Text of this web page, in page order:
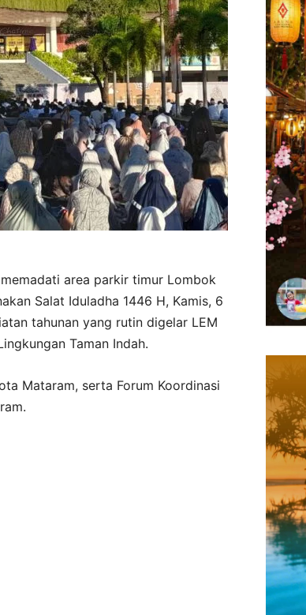
area parkir timur Lombok
Salat Iduladha 1446 H, Kamis, 6
tahunan yang rutin digelar LEM
Taman Indah.
Mataram, serta Forum Koordinasi